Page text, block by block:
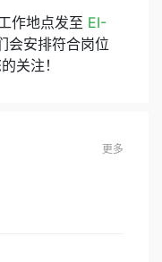
作地点发至 EI-
会安排符合岗位
关注！
更多